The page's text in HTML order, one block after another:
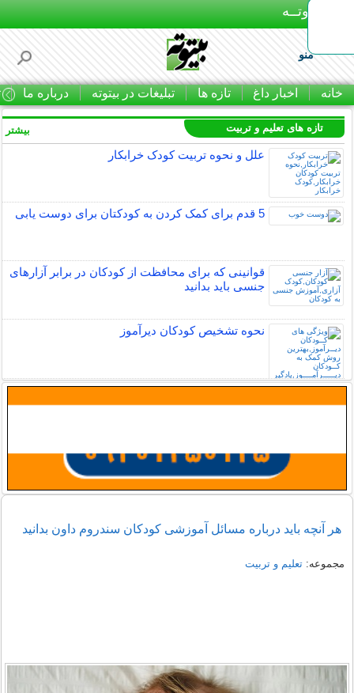
بـیتوتــه
منو
خانه اخبار داغ تازه ها تبلیغات در بیتوته درباره ما
تازه های تعلیم و تربیت
علل و نحوه تربیت کودک خرابکار
5 قدم برای کمک کردن به کودکتان برای دوست یابی
قوانینی که برای محافظت از کودکان در برابر آزارهای
جنسی باید بدانید
نحوه تشخیص کودکان دیرآموز
بیشتر
هر آنچه باید درباره مسائل آموزشی کودکان سندروم داون بدانید
مجموعه:تعلیم و تربیت